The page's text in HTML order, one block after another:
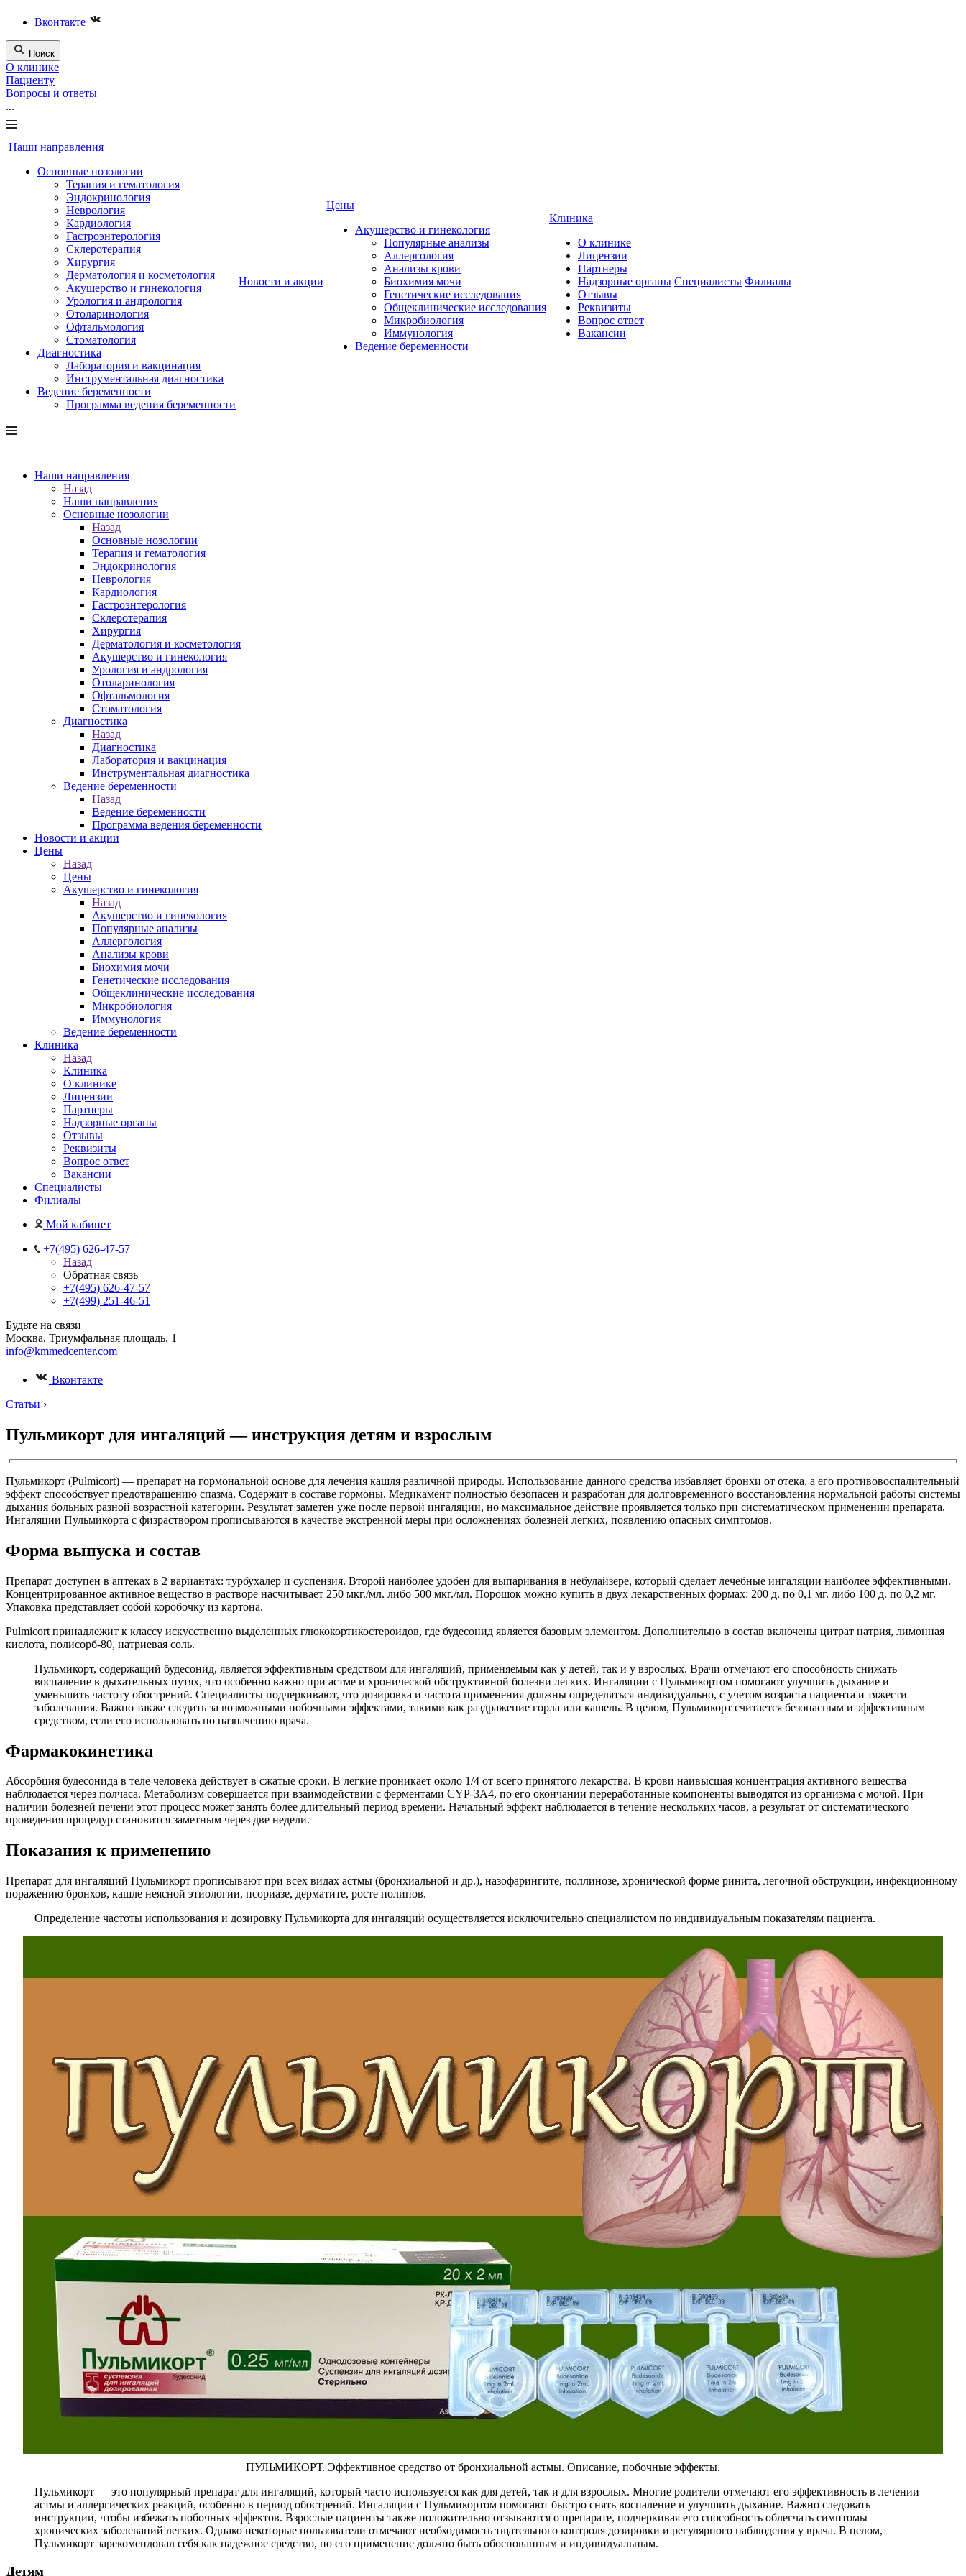
Вконтакте
Поиск
О клинике
Пациенту
Вопросы и ответы
...
Наши направления
Основные нозологии
Терапия и гематология
Эндокринология
Неврология
Кардиология
Гастроэнтерология
Склеротерапия
Хирургия
Дерматология и косметология
Акушерство и гинекология
Урология и андрология
Отоларинология
Офтальмология
Стоматология
Диагностика
Лаборатория и вакцинация
Инструментальная диагностика
Ведение беременности
Программа ведения беременности
Новости и акции
Цены
Акушерство и гинекология
Популярные анализы
Аллергология
Анализы крови
Биохимия мочи
Генетические исследования
Общеклинические исследования
Микробиология
Иммунология
Ведение беременности
Клиника
О клинике
Лицензии
Партнеры
Надзорные органы
Отзывы
Реквизиты
Вопрос ответ
Вакансии
Специалисты Филиалы
Наши направления
Назад
Наши направления
Основные нозологии
Назад
Основные нозологии
Терапия и гематология
Эндокринология
Неврология
Кардиология
Гастроэнтерология
Склеротерапия
Хирургия
Дерматология и косметология
Акушерство и гинекология
Урология и андрология
Отоларинология
Офтальмология
Стоматология
Диагностика
Назад
Диагностика
Лаборатория и вакцинация
Инструментальная диагностика
Ведение беременности
Назад
Ведение беременности
Программа ведения беременности
Новости и акции
Цены
Назад
Цены
Акушерство и гинекология
Назад
Акушерство и гинекология
Популярные анализы
Аллергология
Анализы крови
Биохимия мочи
Генетические исследования
Общеклинические исследования
Микробиология
Иммунология
Ведение беременности
Клиника
Назад
Клиника
О клинике
Лицензии
Партнеры
Надзорные органы
Отзывы
Реквизиты
Вопрос ответ
Вакансии
Специалисты
Филиалы
Мой кабинет
+7(495) 626-47-57
Назад
Обратная связь
+7(495) 626-47-57
+7(499) 251-46-51
Будьте на связи
Москва, Триумфальная площадь, 1
info@kmmedcenter.com
Вконтакте
Статьи ›
Пульмикорт для ингаляций — инструкция детям и взрослым
Пульмикорт (Pulmicort) — препарат на гормональной основе для лечения кашля различной природы. Использование данного средства избавляет бронхи от отека, а его противовоспалительный
эффект способствует предотвращению спазма. Содержит в составе гормоны. Медикамент полностью безопасен и разработан для долговременного восстановления нормальной работы системы
дыхания больных разной возрастной категории. Результат заметен уже после первой ингаляции, но максимальное действие проявляется только при систематическом применении препарата.
Ингаляции Пульмикорта с физраствором прописываются в качестве экстренной меры при осложнениях болезней легких, появлению опасных симптомов.
Форма выпуска и состав
Препарат доступен в аптеках в 2 вариантах: турбухалер и суспензия. Второй наиболее удобен для выпаривания в небулайзере, который сделает лечебные ингаляции наиболее эффективными.
Концентрированное активное вещество в растворе насчитывает 250 мкг./мл. либо 500 мкг./мл. Порошок можно купить в двух лекарственных формах: 200 д. по 0,1 мг. либо 100 д. по 0,2 мг.
Упаковка представляет собой коробочку из картона.
Pulmicort принадлежит к классу искусственно выделенных глюкокортикостероидов, где будесонид является базовым элементом. Дополнительно в состав включены цитрат натрия, лимонная
кислота, полисорб-80, натриевая соль.
Пульмикорт, содержащий будесонид, является эффективным средством для ингаляций, применяемым как у детей, так и у взрослых. Врачи отмечают его способность снижать
воспаление в дыхательных путях, что особенно важно при астме и хронической обструктивной болезни легких. Ингаляции с Пульмикортом помогают улучшить дыхание и
уменьшить частоту обострений. Специалисты подчеркивают, что дозировка и частота применения должны определяться индивидуально, с учетом возраста пациента и тяжести
заболевания. Важно также следить за возможными побочными эффектами, такими как раздражение горла или кашель. В целом, Пульмикорт считается безопасным и эффективным
средством, если его использовать по назначению врача.
Фармакокинетика
Абсорбция будесонида в теле человека действует в сжатые сроки. В легкие проникает около 1/4 от всего принятого лекарства. В крови наивысшая концентрация активного вещества
наблюдается через полчаса. Метаболизм совершается при взаимодействии с ферментами CYP-3А4, по его окончании переработанные компоненты выводятся из организма с мочой. При
наличии болезней печени этот процесс может занять более длительный период времени. Начальный эффект наблюдается в течение нескольких часов, а результат от систематического
проведения процедур становится заметным через две недели.
Показания к применению
Препарат для ингаляций Пульмикорт прописывают при всех видах астмы (бронхиальной и др.), назофарингите, поллинозе, хронической форме ринита, легочной обструкции, инфекционному
поражению бронхов, кашле неясной этиологии, псориазе, дерматите, росте полипов.
Определение частоты использования и дозировку Пульмикорта для ингаляций осуществляется исключительно специалистом по индивидуальным показателям пациента.
ПУЛЬМИКОРТ. Эффективное средство от бронхиальной астмы. Описание, побочные эффекты.
Пульмикорт — это популярный препарат для ингаляций, который часто используется как для детей, так и для взрослых. Многие родители отмечают его эффективность в лечении
астмы и аллергических реакций, особенно в период обострений. Ингаляции с Пульмикортом помогают быстро снять воспаление и улучшить дыхание. Важно следовать
инструкции, чтобы избежать побочных эффектов. Взрослые пациенты также положительно отзываются о препарате, подчеркивая его способность облегчать симптомы
хронических заболеваний легких. Однако некоторые пользователи отмечают необходимость тщательного контроля дозировки и регулярного наблюдения у врача. В целом,
Пульмикорт зарекомендовал себя как надежное средство, но его применение должно быть обоснованным и индивидуальным.
Детям